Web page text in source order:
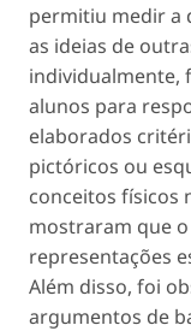
permitiu medir a
as ideias de
individualmente,
alunos para
elaborados
pictóricos ou
conceitos físicos
mostraram que
representações
Além disso, foi
argumentos de